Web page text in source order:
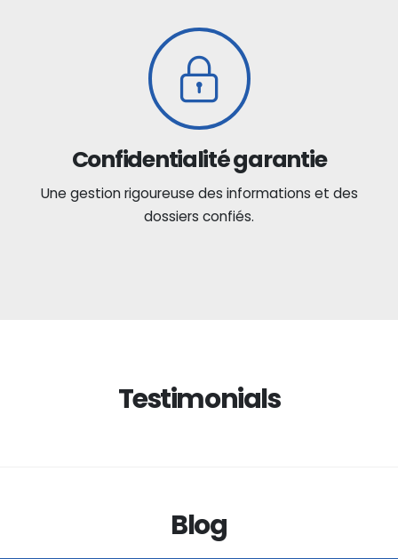
Confidentialité garantie
Une gestion rigoureuse des informations et des
dossiers confiés.
Testimonials
Blog